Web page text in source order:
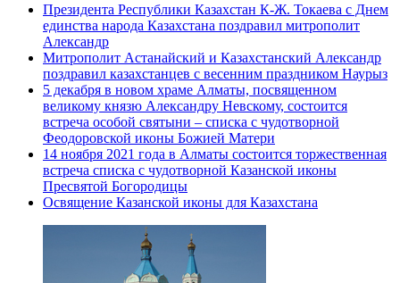
Президента Республики Казахстан К-Ж. Токаева с Днем
единства народа Казахстана поздравил митрополит
Александр
Митрополит Астанайский и Казахстанский Александр
поздравил казахстанцев с весенним праздником Наурыз
5 декабря в новом храме Алматы, посвященном
великому князю Александру Невскому, состоится
встреча особой святыни – списка с чудотворной
Феодоровской иконы Божией Матери
14 ноября 2021 года в Алматы состоится торжественная
встреча списка с чудотворной Казанской иконы
Пресвятой Богородицы
Освящение Казанской иконы для Казахстана